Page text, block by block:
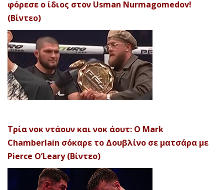
φόρεσε ο ίδιος στον Usman Nurmagomedov!
(Βίντεο)
Τρία νοκ ντάουν και νοκ άουτ: Ο Mark
Chamberlain σόκαρε το Δουβλίνο σε ματσάρα με
Pierce O’Leary (Βίντεο)